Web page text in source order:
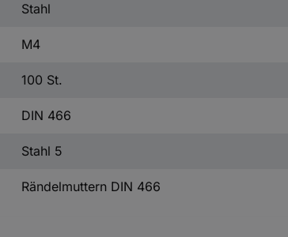
Stahl
M4
100 St.
DIN 466
Stahl 5
Rändelmuttern DIN 466